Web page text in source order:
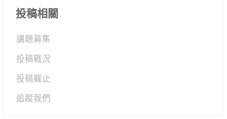
投稿相關
講題募集
投稿戰況
投稿截止
追蹤我們